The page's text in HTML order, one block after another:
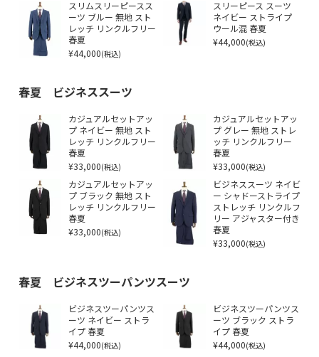
スリムスリーピースス
ーツ ブルー 無地 スト
レッチ リンクルフリー
春夏
¥44,000(税込)
スリーピース スーツ
ネイビー ストライプ
ウール混 春夏
¥44,000(税込)
春夏 ビジネススーツ
カジュアルセットアッ
プ ネイビー 無地 スト
レッチ リンクルフリー
春夏
¥33,000(税込)
カジュアルセットアッ
プ グレー 無地 ストレ
ッチ リンクルフリー
春夏
¥33,000(税込)
カジュアルセットアッ
プ ブラック 無地 スト
レッチ リンクルフリー
春夏
¥33,000(税込)
ビジネススーツ ネイビ
ー シャドーストライプ
ストレッチ リンクルフ
リー アジャスター付き
春夏
¥33,000(税込)
春夏 ビジネスツーパンツスーツ
ビジネスツーパンツス
ーツ ネイビー ストラ
イプ 春夏
¥44,000(税込)
ビジネスツーパンツス
ーツ ブラック ストラ
イプ 春夏
¥44,000(税込)